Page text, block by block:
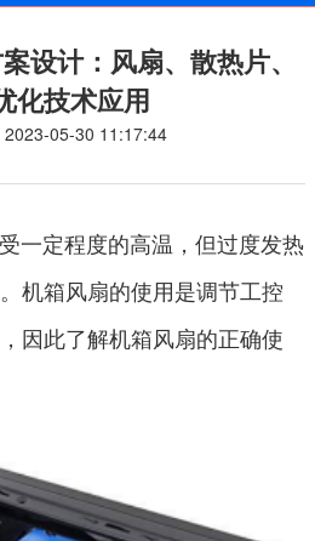
设计：风扇、散热片、
化技术应用
2023-05-30 11:17:44
定程度的高温，但过度发热
机箱风扇的使用是调节工控
因此了解机箱风扇的正确使